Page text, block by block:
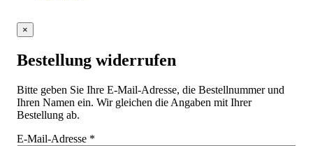
×
Bestellung widerrufen
Bitte geben Sie Ihre E-Mail-Adresse, die Bestellnummer und
Ihren Namen ein. Wir gleichen die Angaben mit Ihrer
Bestellung ab.
E-Mail-Adresse *